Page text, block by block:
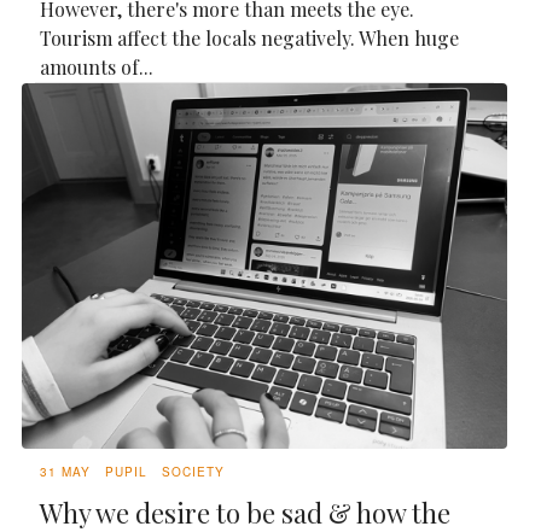
However, there's more than meets the eye.
Tourism affect the locals negatively. When huge
amounts of...
31 MAY PUPIL SOCIETY
Why we desire to be sad & how the